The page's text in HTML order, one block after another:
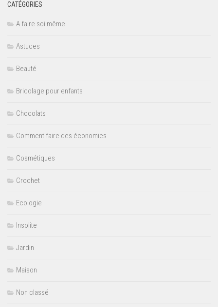
CATÉGORIES
A faire soi même
Astuces
Beauté
Bricolage pour enfants
Chocolats
Comment faire des économies
Cosmétiques
Crochet
Ecologie
Insolite
Jardin
Maison
Non classé